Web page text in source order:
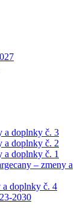
a doplnky č. 3
a doplnky č. 2
a doplnky č. 1
– zmeny a
a doplnky č. 4
2030